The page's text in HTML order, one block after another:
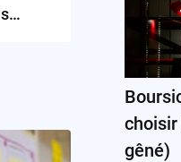
choisir
gêné)